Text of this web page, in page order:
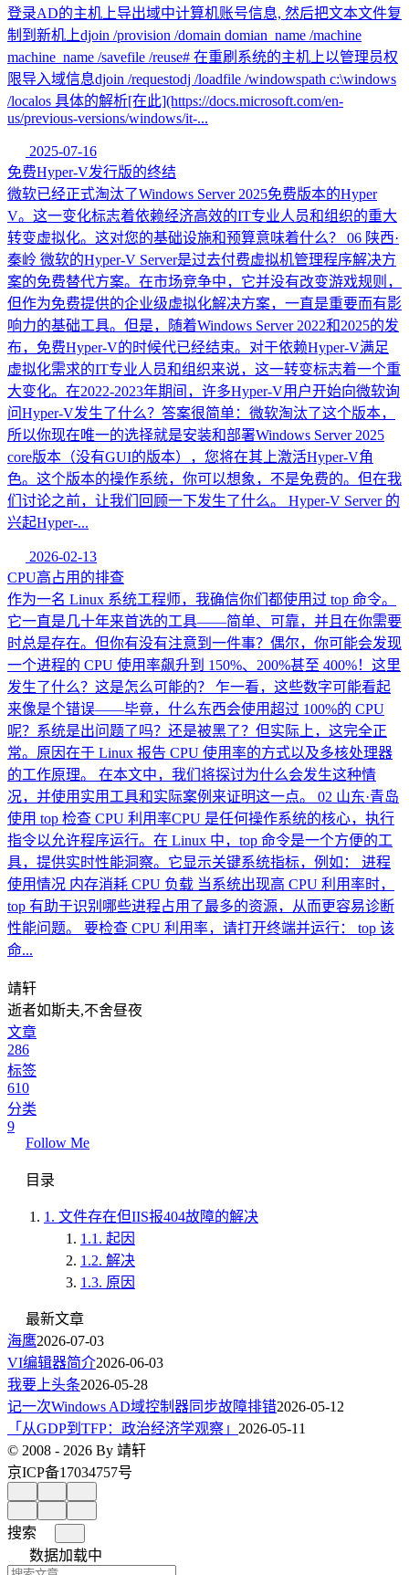
登录AD的主机上导出域中计算机账号信息, 然后把文本文件复
制到新机上djoin /provision /domain domian_name /machine
machine_name /savefile /reuse# 在重刷系统的主机上以管理员权
限导入域信息djoin /requestodj /loadfile /windowspath c:\windows
/localos 具体的解析[在此](https://docs.microsoft.com/en-
us/previous-versions/windows/it-...
2025-07-16
免费Hyper-V发行版的终结
微软已经正式淘汰了Windows Server 2025免费版本的Hyper
V。这一变化标志着依赖经济高效的IT专业人员和组织的重大
转变虚拟化。这对您的基础设施和预算意味着什么？ 06 陕西·
秦岭 微软的Hyper-V Server是过去付费虚拟机管理程序解决方
案的免费替代方案。在市场竞争中，它并没有改变游戏规则，
但作为免费提供的企业级虚拟化解决方案，一直是重要而有影
响力的基础工具。但是，随着Windows Server 2022和2025的发
布，免费Hyper-V的时候代已经结束。对于依赖Hyper-V满足
虚拟化需求的IT专业人员和组织来说，这一转变标志着一个重
大变化。在2022-2023年期间，许多Hyper-V用户开始向微软询
问Hyper-V发生了什么？答案很简单：微软淘汰了这个版本，
所以你现在唯一的选择就是安装和部署Windows Server 2025
core版本（没有GUI的版本），您将在其上激活Hyper-V角
色。这个版本的操作系统，你可以想象，不是免费的。但在我
们讨论之前，让我们回顾一下发生了什么。 Hyper-V Server 的
兴起Hyper-...
2026-02-13
CPU高占用的排查
作为一名 Linux 系统工程师，我确信你们都使用过 top 命令。
它一直是几十年来首选的工具——简单、可靠，并且在你需要
时总是存在。但你有没有注意到一件事？偶尔，你可能会发现
一个进程的 CPU 使用率飙升到 150%、200%甚至 400%！这里
发生了什么？这是怎么可能的？ 乍一看，这些数字可能看起
来像是个错误——毕竟，什么东西会使用超过 100%的 CPU
呢？系统是出问题了吗？还是被黑了？但实际上，这完全正
常。原因在于 Linux 报告 CPU 使用率的方式以及多核处理器
的工作原理。 在本文中，我们将探讨为什么会发生这种情
况，并使用实用工具和实际案例来证明这一点。 02 山东·青岛
使用 top 检查 CPU 利用率CPU 是任何操作系统的核心，执行
指令以允许程序运行。在 Linux 中，top 命令是一个方便的工
具，提供实时性能洞察。它显示关键系统指标，例如： 进程
使用情况 内存消耗 CPU 负载 当系统出现高 CPU 利用率时，
top 有助于识别哪些进程占用了最多的资源，从而更容易诊断
性能问题。 要检查 CPU 利用率，请打开终端并运行： top 该
命...
靖轩
逝者如斯夫,不舍昼夜
文章
286
标签
610
分类
9
Follow Me
目录
1. 文件存在但IIS报404故障的解决
1.1. 起因
1.2. 解决
1.3. 原因
最新文章
海鹰2026-07-03
VI编辑器简介2026-06-03
我要上头条2026-05-28
记一次Windows AD域控制器同步故障排错2026-05-12
「从GDP到TFP：政治经济学观察」 2026-05-11
© 2008 - 2026 By 靖轩
京ICP备17034757号
搜索
数据加载中